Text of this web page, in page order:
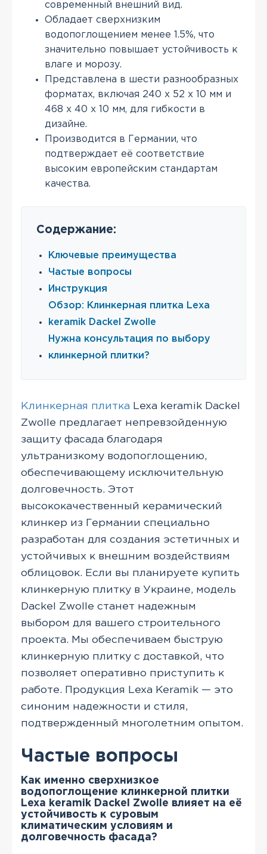
современный внешний вид.
Обладает сверхнизким
водопоглощением менее 1.5%, что
значительно повышает устойчивость к
влаге и морозу.
Представлена в шести разнообразных
форматах, включая 240 х 52 х 10 мм и
468 х 40 х 10 мм, для гибкости в
дизайне.
Производится в Германии, что
подтверждает её соответствие
высоким европейским стандартам
качества.
Содержание:
Ключевые преимущества
Частые вопросы
Инструкция
Обзор: Клинкерная плитка Lexa
keramik Dackel Zwolle
Нужна консультация по выбору
клинкерной плитки?
Клинкерная плитка Lexa keramik Dackel
Zwolle предлагает непревзойденную
защиту фасада благодаря
ультранизкому водопоглощению,
обеспечивающему исключительную
долговечность. Этот
высококачественный керамический
клинкер из Германии специально
разработан для создания эстетичных и
устойчивых к внешним воздействиям
облицовок. Если вы планируете купить
клинкерную плитку в Украине, модель
Dackel Zwolle станет надежным
выбором для вашего строительного
проекта. Мы обеспечиваем быструю
клинкерную плитку с доставкой, что
позволяет оперативно приступить к
работе. Продукция Lexa Keramik — это
синоним надежности и стиля,
подтвержденный многолетним опытом.
Частые вопросы
Как именно сверхнизкое
водопоглощение клинкерной плитки
Lexa keramik Dackel Zwolle влияет на её
устойчивость к суровым
климатическим условиям и
долговечность фасада?